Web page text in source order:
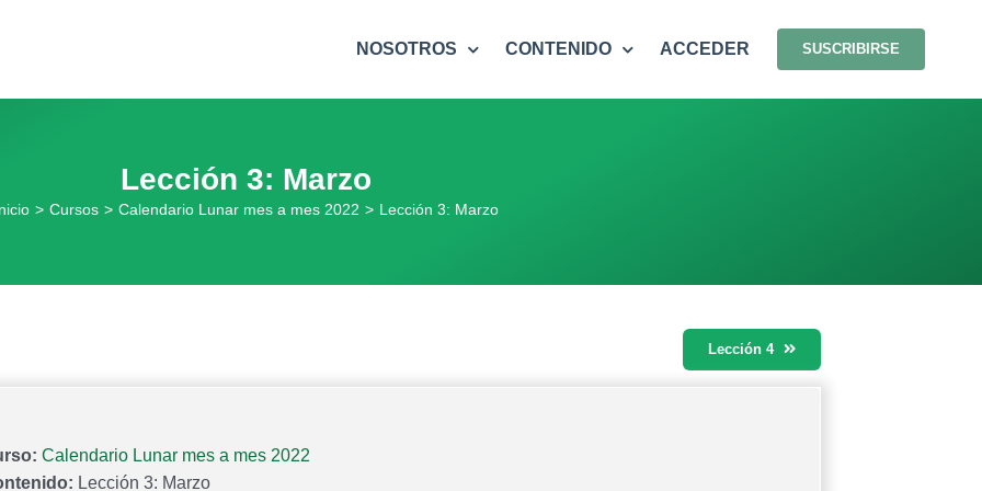
NOSOTROS CONTENIDO ACCEDER SUSCRIBIRSE
Lección 3: Marzo
> Cursos > Calendario Lunar mes a mes 2022 > Lección 3: Marzo
Lección 4
Calendario Lunar mes a mes 2022
Lección 3: Marzo